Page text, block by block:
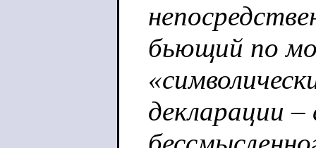
бьющий по
декларации